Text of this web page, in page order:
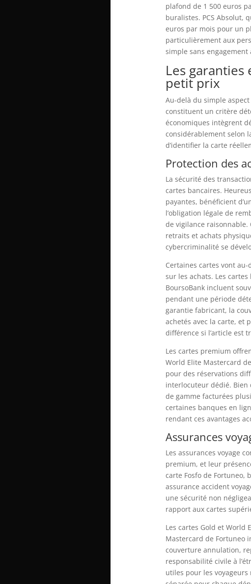
plafond de 1 500 euros
buralistes. PCS Absolut,
euros par mois pour un
particulièrement aux
simple sans engagement
Les garanties
petit prix
Au-delà du simple
constituent un critère
économiques intègrent
considérablement selon
d’identifier la carte
Protection des
La sécurité des
cartes bancaires.
payantes, bénéficient
l’obligation légale de
de vigilance raisonnable.
retraits et achats
cybercriminalité se
Certaines cartes vont
sur les achats. Les
BoursoBank incluent
pendant une période
garantie fabricant, la
achetés avec la carte, et
différence si l’article est
Les cartes premium
World Elite Mastercard
pour des réservations
interlocuteur dédié. Bien
de gamme facturées
certaines banques en
rendant ces avantages
Assurances
Les assurances voyage
premium, et leur
carte Fosfo de Fortuneo,
assurance accident
une sécurité non
rapport aux cartes
Les cartes Gold et World
Mastercard de Fortuneo
couverture annulation,
responsabilité civile à
utiles pour les